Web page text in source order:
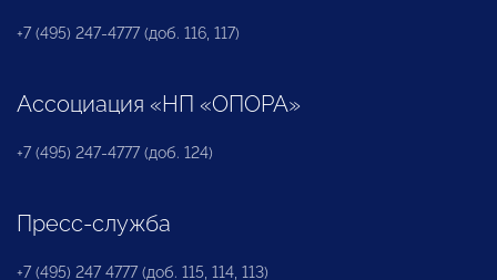
+7 (495) 247-4777 (доб. 116, 117)
Ассоциация «НП «ОПОРА»
+7 (495) 247-4777 (доб. 124)
Пресс-служба
+7 (495) 247 4777 (доб. 115, 114, 113)